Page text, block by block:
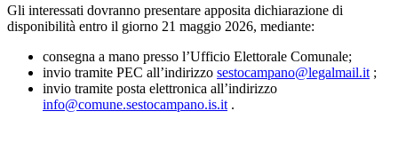
Gli interessati dovranno presentare apposita dichiarazione di
disponibilità entro il giorno 21 maggio 2026, mediante:
consegna a mano presso l’Ufficio Elettorale Comunale;
invio tramite PEC all’indirizzo sestocampano@legalmail.it ;
invio tramite posta elettronica all’indirizzo
info@comune.sestocampano.is.it .